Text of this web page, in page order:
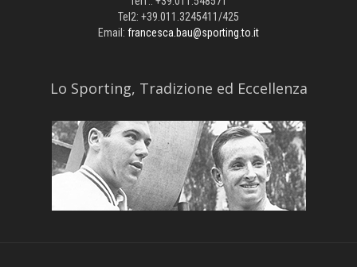
Tel2: +39.011.3245411/425
Email: francesca.bau@sporting.to.it
​Lo Sporting, Tradizione ed Eccellenza